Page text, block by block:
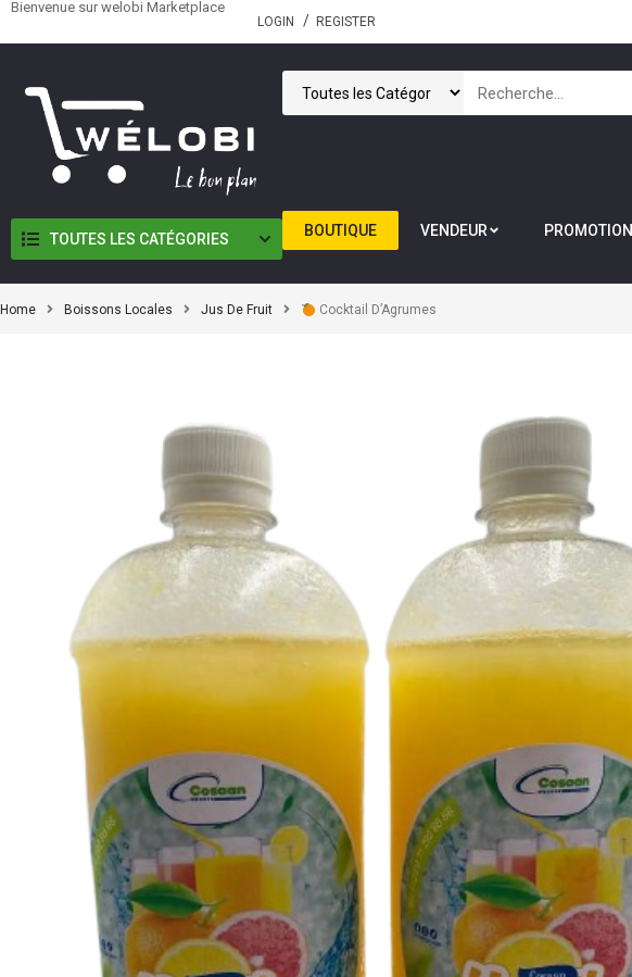
Bienvenue sur welobi Marketplace
LOGIN REGISTER
TOUTES LES CATÉGORIES BOUTIQUE VENDEUR PROMOTION
Home Boissons Locales Jus De Fruit Cocktail D’Agrumes